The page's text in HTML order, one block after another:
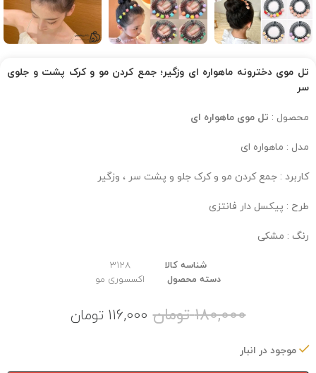
تل موی دخترونه ماهواره ای وزگیر؛ جمع کردن مو و کرک پشت و جلوی
سر
محصول : تل موی ماهواره ای
مدل : ماهواره ای
کاربرد : جمع کردن مو و کرک جلو و پشت سر ، وزگیر
طرح : پیکسل دار فانتزی
رنگ : مشکی
شناسه کالا
3128
دسته محصول
اکسسوری مو
180,000 تومان 116,000 تومان
موجود در انبار